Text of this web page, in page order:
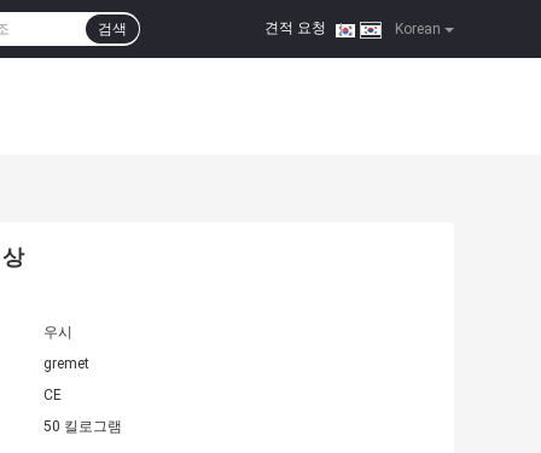
Korean
견적 요청 |
검색
우시
gremet
CE
50 킬로그램